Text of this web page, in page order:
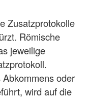
Zusatzprotokolle
Römische
jeweilige
oder
wird auf die